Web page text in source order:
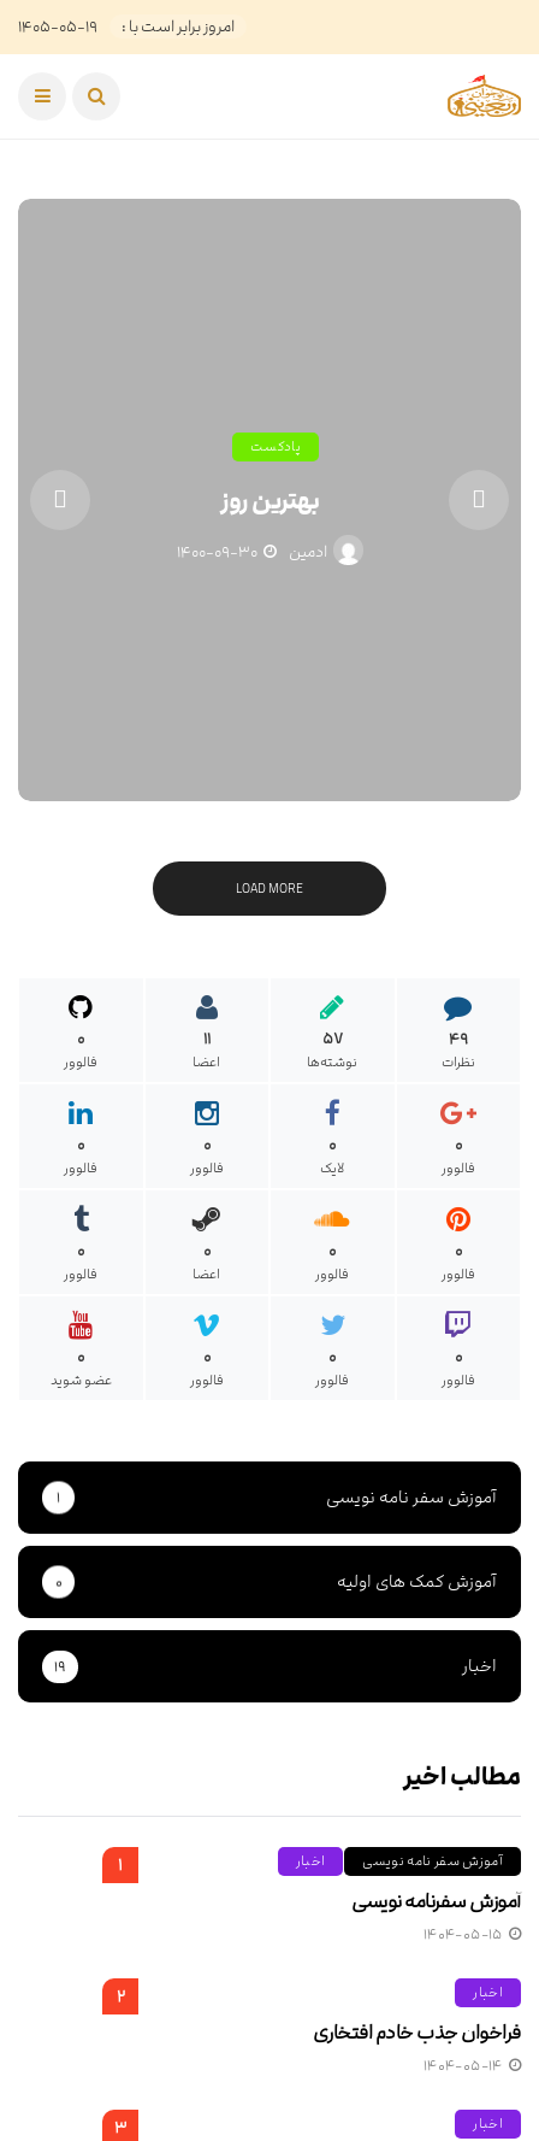
امروز برابر است با : ۱۴۰۵-۰۵-۱۹
پادکست
بهترین روز
ادمین ۱۴۰۰-۰۹-۳۰
LOAD MORE
۴۹
نظرات
۵۷
نوشته‌ها
۱۱
اعضا
۰
فالوور
۰
فالوور
۰
لایک
۰
فالوور
۰
فالوور
۰
فالوور
۰
فالوور
۰
اعضا
۰
فالوور
۰
فالوور
۰
فالوور
۰
فالوور
۰
عضو شوید
آموزش سفر نامه نویسی ۱
آموزش کمک های اولیه ۰
اخبار ۱۹
مطالب اخیر
۱ آموزش سفر نامه نویسی اخبار
آموزش سفرنامه نویسی
۱۴۰۴-۰۵-۱۵
۲ اخبار
فراخوان جذب خادم افتخاری
۱۴۰۴-۰۵-۱۴
۳ اخبار